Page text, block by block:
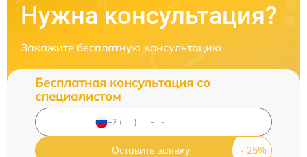
Нужна консультация?
Закажите бесплатную консультацию
Бесплатная консультация со
специалистом
Оставить заявку